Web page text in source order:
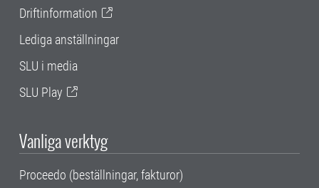
Driftinformation
Lediga anställningar
SLU i media
SLU Play
Vanliga verktyg
Proceedo (beställningar, fakturor)